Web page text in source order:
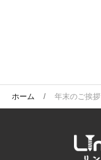
ホーム 年末のご挨拶